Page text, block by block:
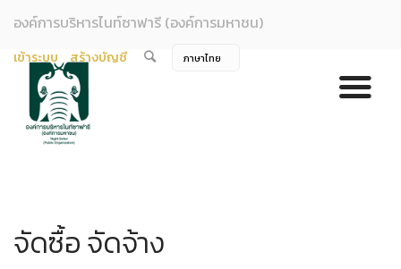
องค์การบริหารไนท์ซาฟารี (องค์การมหาชน)
เข้าระบบ สร้างบัญชี
จัดซื้อ จัดจ้าง